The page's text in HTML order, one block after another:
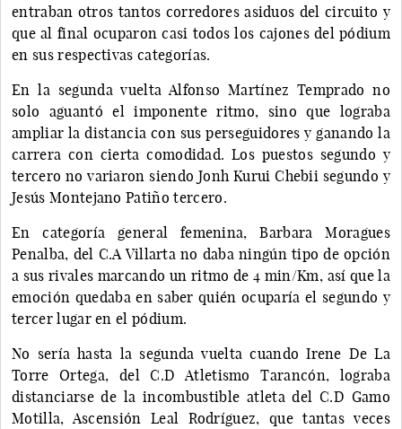
entraban otros tantos corredores asiduos del circuito y
que al final ocuparon casi todos los cajones del pódium
en sus respectivas categorías.
En la segunda vuelta Alfonso Martínez Temprado no
solo aguantó el imponente ritmo, sino que lograba
ampliar la distancia con sus perseguidores y ganando la
carrera con cierta comodidad. Los puestos segundo y
tercero no variaron siendo Jonh Kurui Chebii segundo y
Jesús Montejano Patiño tercero.
En categoría general femenina, Barbara Moragues
Penalba, del C.A Villarta no daba ningún tipo de opción
a sus rivales marcando un ritmo de 4 min/Km, así que la
emoción quedaba en saber quién ocuparía el segundo y
tercer lugar en el pódium.
No sería hasta la segunda vuelta cuando Irene De La
Torre Ortega, del C.D Atletismo Tarancón, lograba
distanciarse de la incombustible atleta del C.D Gamo
Motilla, Ascensión Leal Rodríguez, que tantas veces